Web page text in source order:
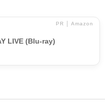
PR │ Amazon
LIVE (Blu-ray)